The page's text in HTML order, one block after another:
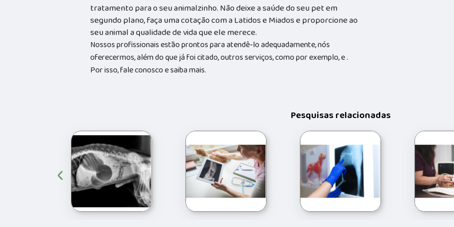
tratamento para o seu animalzinho. Não deixe a saúde do seu pet em
segundo plano, faça uma cotação com a Latidos e Miados e proporcione ao
seu animal a qualidade de vida que ele merece.
Nossos profissionais estão prontos para atendê-lo adequadamente, nós
oferecermos, além do que já foi citado, outros serviços, como por exemplo, e .
Por isso, fale conosco e saiba mais.
Pesquisas relacionadas
‹